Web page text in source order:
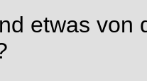
etwas von